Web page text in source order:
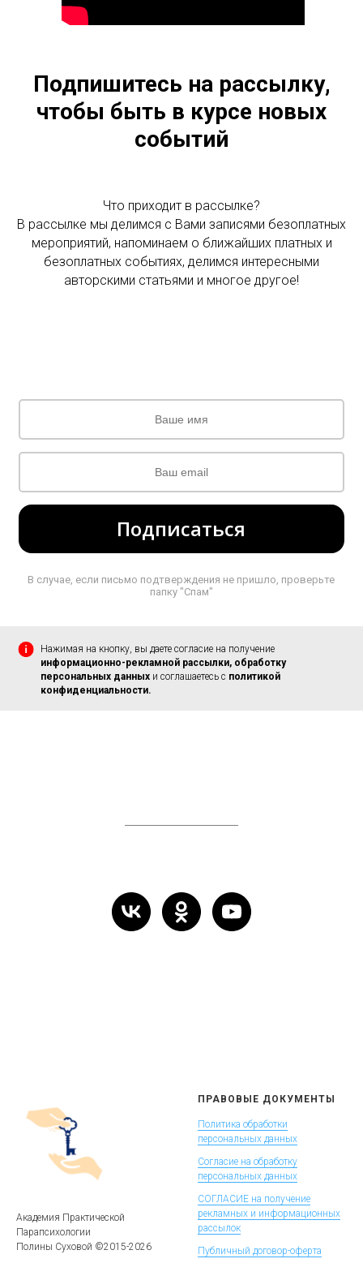
Подпишитесь на рассылку,
чтобы быть в курсе новых
событий
Что приходит в рассылке?
В рассылке мы делимся с Вами записями безоплатных
мероприятий, напоминаем о ближайших платных и
безоплатных событиях, делимся интересными
авторскими статьями и многое другое!
Подписаться
В случае, если письмо подтверждения не пришло, проверьте
папку "Спам"
Нажимая на кнопку, вы даете согласие на получение
информационно-рекламной рассылки, обработку
персональных данных и соглашаетесь c политикой
конфиденциальности.
Академия Практической
Парапсихологии
Полины Суховой ©2015-2026
ПРАВОВЫЕ ДОКУМЕНТЫ
Политика обработки
персональных данных
Согласие на обработку
персональных данных
СОГЛАСИЕ на получение
рекламных и информационных
рассылок
Публичный договор-оферта